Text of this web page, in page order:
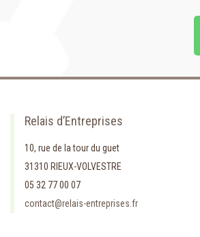
Relais d’Entreprises
10, rue de la tour du guet
31310 RIEUX-VOLVESTRE
05 32 77 00 07
contact@relais-entreprises.fr